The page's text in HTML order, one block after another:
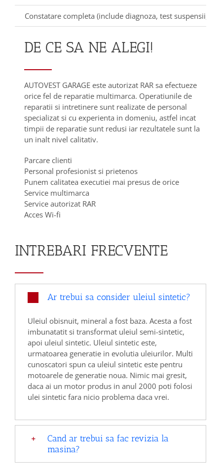
Constatare completa (include diagnoza, test suspensii,
DE CE SA NE ALEGI!
AUTOVEST GARAGE este autorizat RAR sa efectueze
orice fel de reparatie multimarca. Operatiunile de
reparatii si intretinere sunt realizate de personal
specializat si cu experienta in domeniu, astfel incat
timpii de reparatie sunt redusi iar rezultatele sunt la
un inalt nivel calitativ.
Parcare clienti
Personal profesionist si prietenos
Punem calitatea executiei mai presus de orice
Service multimarca
Service autorizat RAR
Acces Wi-fi
INTREBARI FRECVENTE
Ar trebui sa consider uleiul sintetic?
Uleiul obisnuit, mineral a fost baza. Acesta a fost
imbunatatit si transformat uleiul semi-sintetic,
apoi uleiul sintetic. Uleiul sintetic este,
urmatoarea generatie in evolutia uleiurilor. Multi
cunoscatori spun ca uleiul sintetic este pentru
motoarele de generatie noua. Nimic mai gresit,
daca ai un motor produs in anul 2000 poti folosi
ulei sintetic fara nicio problema daca vrei.
Cand ar trebui sa fac revizia la
masina?